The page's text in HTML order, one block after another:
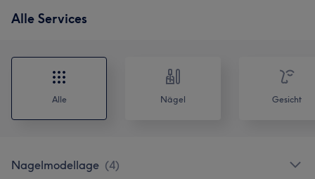
Alle Services
Alle Nägel Gesicht
Nagelmodellage (4)